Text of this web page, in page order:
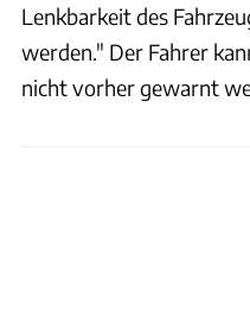
Lenkbarkeit des
werden." Der Fahrer
nicht vorher gewarnt